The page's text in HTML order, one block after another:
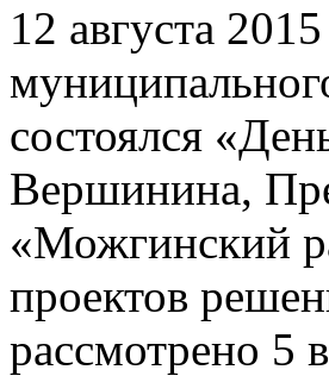
12 августа
состоялся
Вершинина,
«Можгинский
проектов
рассмотрено 5